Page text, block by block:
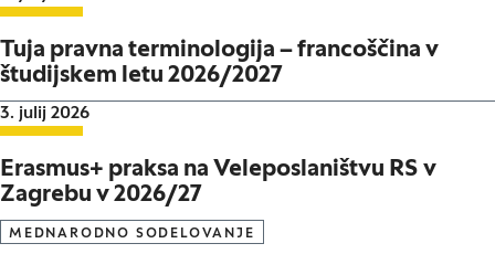
Tuja pravna terminologija – francoščina v
študijskem letu 2026/2027
Datum objave:
3. julij 2026
Erasmus+ praksa na Veleposlaništvu RS v
Zagrebu v 2026/27
MEDNARODNO SODELOVANJE